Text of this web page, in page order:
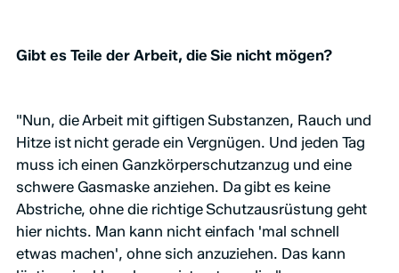
Gibt es Teile der Arbeit, die Sie nicht mögen?
"Nun, die Arbeit mit giftigen Substanzen, Rauch und
Hitze ist nicht gerade ein Vergnügen. Und jeden Tag
muss ich einen Ganzkörperschutzanzug und eine
schwere Gasmaske anziehen. Da gibt es keine
Abstriche, ohne die richtige Schutzausrüstung geht
hier nichts. Man kann nicht einfach 'mal schnell
etwas machen', ohne sich anzuziehen. Das kann